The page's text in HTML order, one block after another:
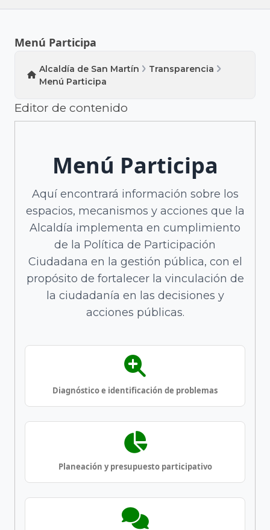
Menú Participa
Alcaldía de San Martín
Transparencia
Menú Participa
Editor de contenido
Menú Participa
Aquí encontrará información sobre los
espacios, mecanismos y acciones que la
Alcaldía implementa en cumplimiento
de la Política de Participación
Ciudadana en la gestión pública, con el
propósito de fortalecer la vinculación de
la ciudadanía en las decisiones y
acciones públicas.
Diagnóstico e identificación de problemas
Planeación y presupuesto participativo